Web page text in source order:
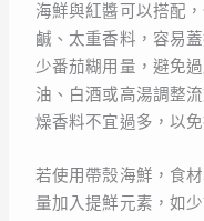
海鮮與紅醬可以搭配
鹹、太重香料，容易
少番茄糊用量，避免
油、白酒或高湯調整
燥香料不宜過多，以免
若使用帶殼海鮮，食
量加入提鮮元素，如